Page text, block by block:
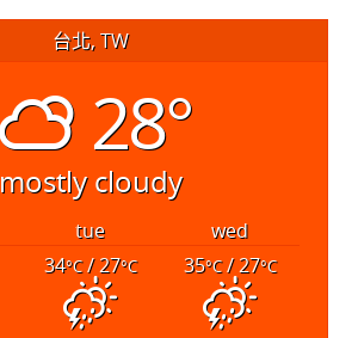
台北, TW
28°
mostly cloudy
tue
wed
34°C/ 27°C 35°C/ 27°C